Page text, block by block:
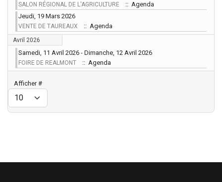
SALON RÉGIONAL DE L'AGRICULTURE
:: Agenda
Jeudi, 19 Mars 2026
VENTE DE TAUREAUX :: Agenda
Avril 2026
Samedi, 11 Avril 2026 - Dimanche, 12 Avril 2026
FOIRE DE REALMONT :: Agenda
Afficher #